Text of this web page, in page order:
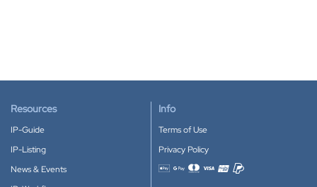
Resources
IP-Guide
IP-Listing
News & Events
Info
Terms of Use
Privacy Policy
Accepted payment methods